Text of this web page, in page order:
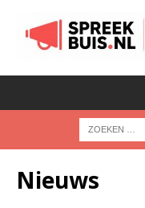
Nieuws